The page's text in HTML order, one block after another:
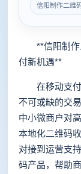
信阳制作二维
**信阳制作
付新机遇**
在移动支付
不可或缺的交
中小微商户对
本地化二维码
对接到运营支
码产品，帮助